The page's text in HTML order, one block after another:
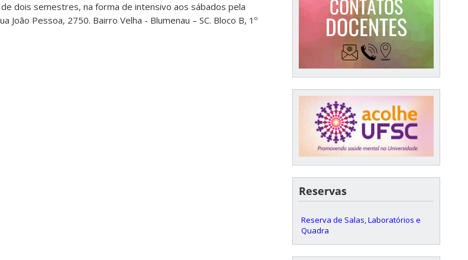
dois semestres, na forma de intensivo aos sábados pela
João Pessoa, 2750. Bairro Velha - Blumenau – SC. Bloco B, 1º
Reservas
Reserva de Salas, Laboratórios e
Quadra